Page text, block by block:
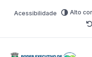
Acessibilidade Alto